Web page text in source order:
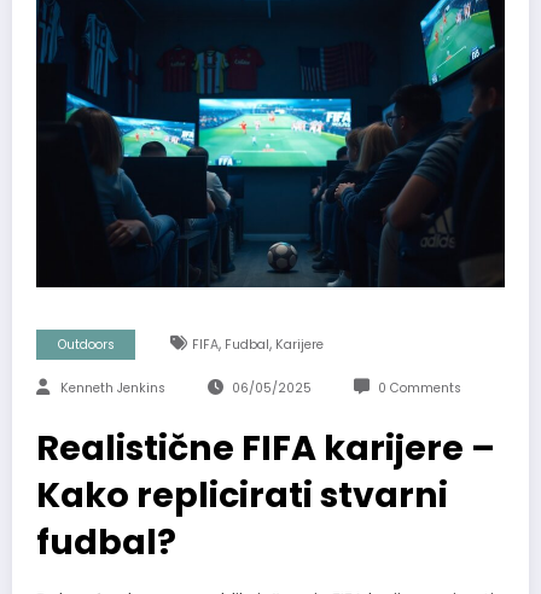
Outdoors FIFA, Fudbal, Karijere
Kenneth Jenkins 06/05/2025 0 Comments
Realistične FIFA karijere –
Kako replicirati stvarni
fudbal?